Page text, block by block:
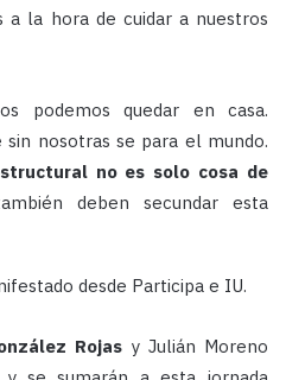
a la hora de cuidar a nuestros
podemos quedar en casa.
sin nosotras se para el mundo.
no es solo cosa de
deben secundar esta
desde Participa e IU.
Rojas y Julián Moreno